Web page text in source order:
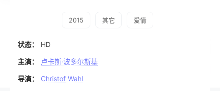
2015 其它 爱情
状态： HD
主演： 卢卡斯·波多尔斯基
导演： Christof Wahl